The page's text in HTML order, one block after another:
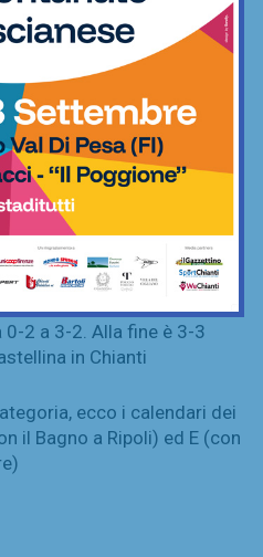
di Barberino Tavarnelle e
alla Grevigiana: il gol di
vittoria nel derby contro il
Chianti (1-0)
Matteuzzi va alla
Tavarnelle: vittoria in finale
0-2 a 3-2. Alla fine è 3-3
in Chianti
ecco i calendari dei
il Bagno a Ripoli) ed E (con